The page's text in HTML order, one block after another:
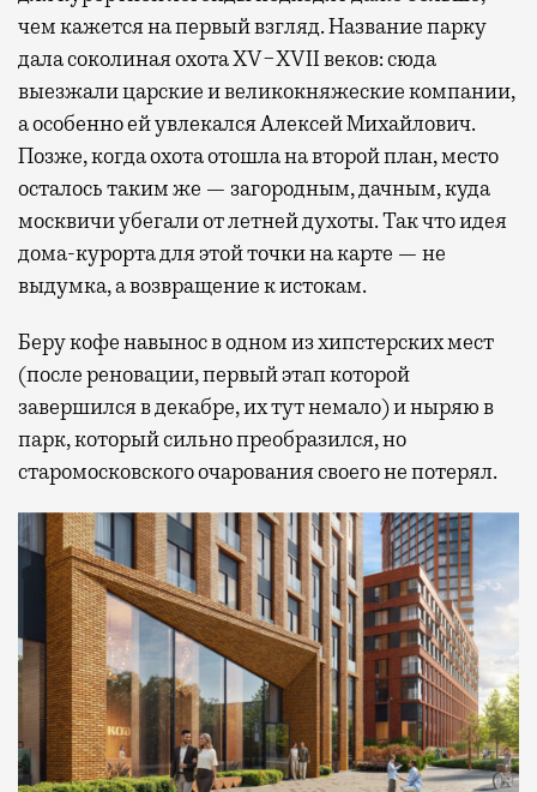
чем кажется на первый взгляд. Название парку
дала соколиная охота XV−XVII веков: сюда
выезжали царские и великокняжеские компании,
а особенно ей увлекался Алексей Михайлович.
Позже, когда охота отошла на второй план, место
осталось таким же — загородным, дачным, куда
москвичи убегали от летней духоты. Так что идея
дома-курорта для этой точки на карте — не
выдумка, а возвращение к истокам.
Беру кофе навынос в одном из хипстерских мест
(после реновации, первый этап которой
завершился в декабре, их тут немало) и ныряю в
парк, который сильно преобразился, но
старомосковского очарования своего не потерял.